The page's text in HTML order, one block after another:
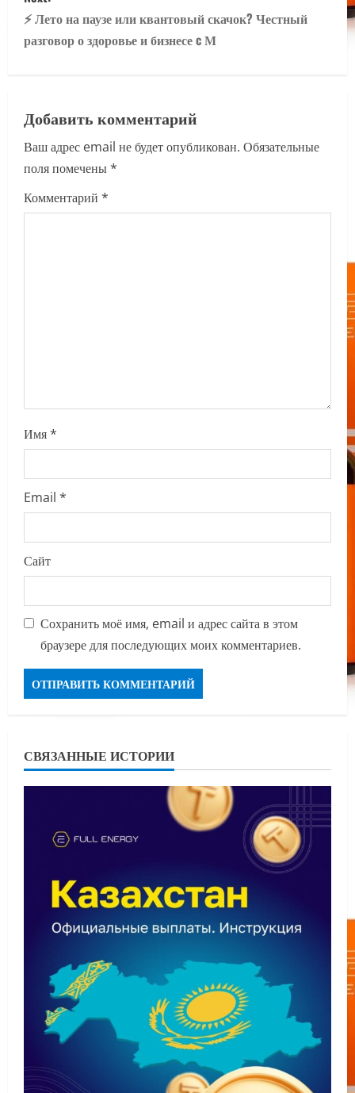
t
v
i
g
⚡️ Лето на паузе или квантовый скачок? Честный
разговор о здоровье и бизнесе c М
Добавить комментарий
Ваш адрес email не будет опубликован. Обязательные
поля помечены*
Комментарий *
Имя*
Email *
Сайт
Сохранить моё имя, email и адрес сайта в этом
браузере для последующих моих комментариев.
СВЯЗАННЫЕ ИСТОРИИ